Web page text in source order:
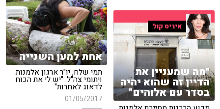
אחת למען השנייה
תמי שלח, יו"ר ארגון אלמנות
ויתומי צה"ל: "יש לי את הכוח
לדאוג לאחרות"
01/05/2017
איריס קול
"מה שמעניין את
הדיין זה שהוא יהיה
בסדר עם אלוהים"